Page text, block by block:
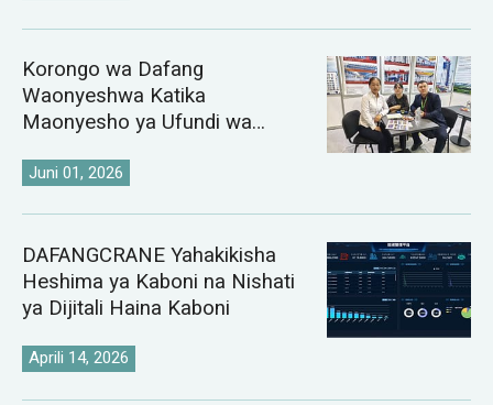
Korongo wa Dafang
Waonyeshwa Katika
Maonyesho ya Ufundi wa
Uzbekistan ya 2026
Juni 01, 2026
DAFANGCRANE Yahakikisha
Heshima ya Kaboni na Nishati
ya Dijitali Haina Kaboni
Aprili 14, 2026